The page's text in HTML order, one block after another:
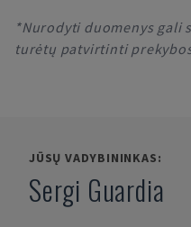
*Nurodyti duomenys
turėtų patvirtinti
JŪSŲ VADYBININKAS:
Sergi Guardia